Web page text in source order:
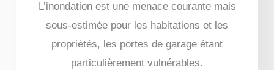
L’inondation est une menace courante mais
sous-estimée pour les habitations et les
propriétés, les portes de garage étant
particulièrement vulnérables.
garage